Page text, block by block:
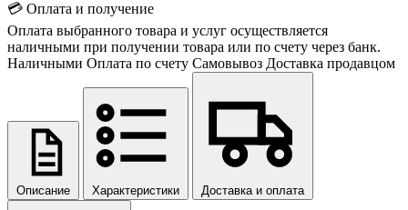
💳 Оплата и получение
Оплата выбранного товара и услуг осуществляется
наличными при получении товара или по счету через банк.
Наличными Оплата по счету Самовывоз Доставка продавцом
Описание Характеристики Доставка и оплата